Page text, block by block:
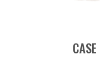
CASE